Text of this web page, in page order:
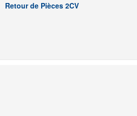
Retour de Pièces 2CV